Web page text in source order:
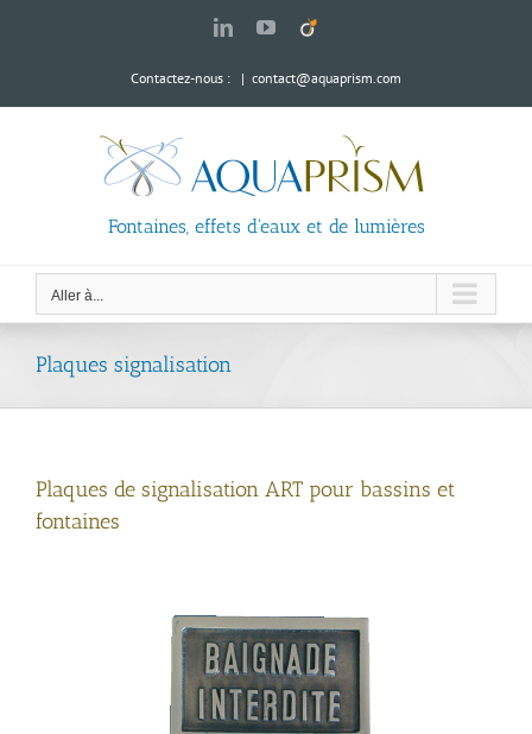
LinkedInYouTube
Viadeo
Contactez-nous : | contact@aquaprism.com
Fontaines, effets d'eaux et de lumières
Aller à...
Plaques signalisation
Plaques de signalisation ART pour bassins et
fontaines